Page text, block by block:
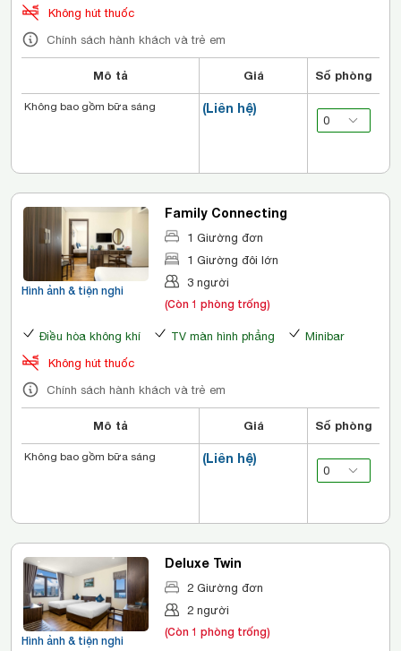
Không hút thuốc
Chính sách hành khách và trẻ em
Mô tả Giá Số phòng
(Liên hệ)
Không bao gồm bữa sáng
Hình ảnh & tiện nghi
Family Connecting
1 Giường đơn
1 Giường đôi lớn
3 người
(Còn 1 phòng trống)
Điều hòa không khí TV màn hình phẳng
Minibar
Không hút thuốc
Chính sách hành khách và trẻ em
Mô tả Giá Số phòng
(Liên hệ)
Không bao gồm bữa sáng
Hình ảnh & tiện nghi
Deluxe Twin
2 Giường đơn
2 người
(Còn 1 phòng trống)